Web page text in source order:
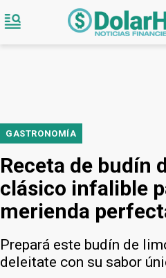
GASTRONOMÍA
Receta de budín
clásico infalible
merienda
Prepará este budín de
deleitate con su sabor